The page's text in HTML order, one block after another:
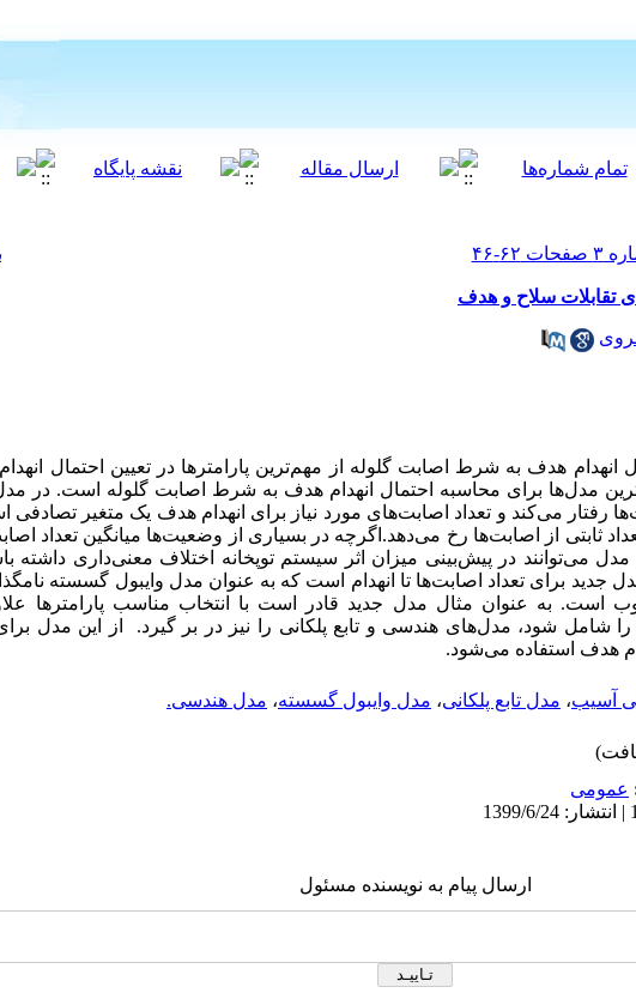
تقابلات سلاح و هدف
انهدام هدف به شرط اصابت گلوله از مهم‌ترین پارامترها در تعیین احتمال
مدل‌ها برای محاسبه احتمال انهدام هدف به شرط اصابت گلوله است. در
رفتار می‌کند و تعداد اصابت‌های مورد نیاز برای انهدام هدف یک متغیر
ثابتی از اصابت‌ها رخ می‌دهد.اگرچه در بسیاری از وضعیت‌ها میانگین تعداد
می‌توانند در پیش‌بینی میزان اثر سیستم توپخانه اختلاف معنی‌داری داشته
برای تعداد اصابت‌ها تا انهدام است که به عنوان مدل وایبول گسسته
است. به عنوان مثال مدل جدید قادر است با انتخاب مناسب پارامترها
شامل شود، مدل‌های هندسی و تابع پلکانی را نیز در بر ‌گیرد. از این مدل
هدف استفاده می‌شود.
آسیب، مدل تابع پلکانی، مدل وایبول گسسته، مدل هندسی.
عمومى
ارسال پیام به نویسنده مسئول